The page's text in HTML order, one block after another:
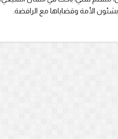
الأمة وقضاياها مع الرافضة.